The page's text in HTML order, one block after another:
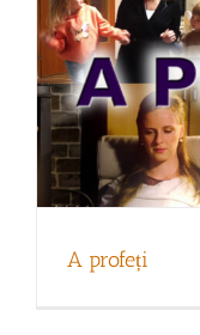
A profeți
Așa